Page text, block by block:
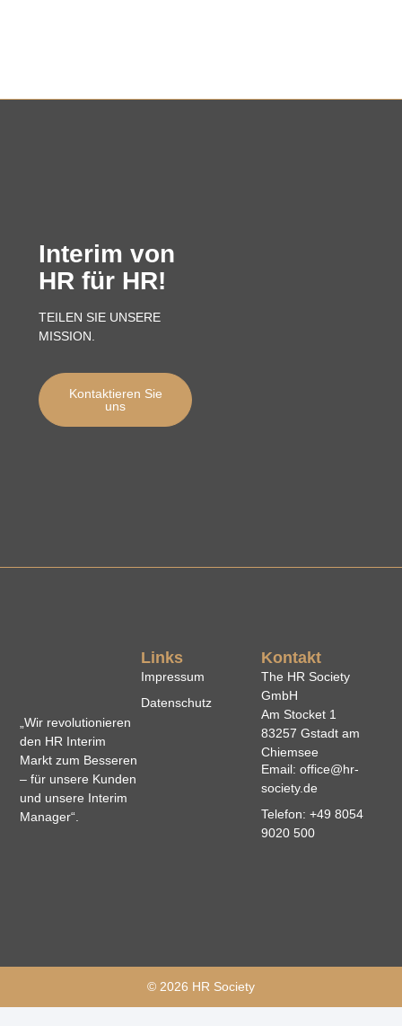
Interim von
HR für HR!
TEILEN SIE UNSERE
MISSION.
Kontaktieren Sie
uns
„Wir revolutionieren
den HR Interim
Markt zum Besseren
– für unsere Kunden
und unsere Interim
Manager“.
Links
Impressum
Datenschutz
Kontakt
The HR Society
GmbH
Am Stocket 1
83257 Gstadt am
Chiemsee
Email: office@hr-
society.de
Telefon: +49 8054
9020 500
© 2026 HR Society